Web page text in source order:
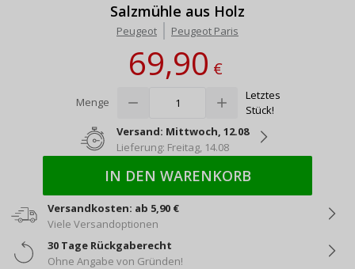
Salzmühle aus Holz
Peugeot Peugeot Paris
69,90€
Menge
Letztes
Stück!
Versand: Mittwoch, 12.08
Lieferung: Freitag, 14.08
IN DEN WARENKORB
Versandkosten: ab 5,90 €
Viele Versandoptionen
30 Tage Rückgaberecht
Ohne Angabe von Gründen!